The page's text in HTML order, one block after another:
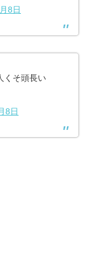
8日
くそ頭長い
8日